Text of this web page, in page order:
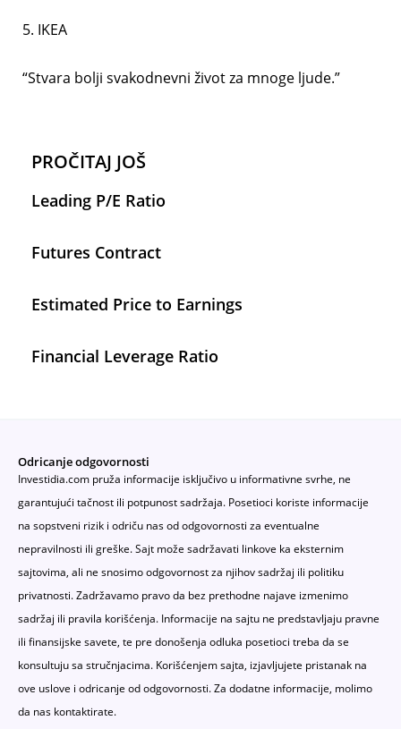
5. IKEA
“Stvara bolji svakodnevni život za mnoge ljude.”
PROČITAJ JOŠ
Leading P/E Ratio
Futures Contract
Estimated Price to Earnings
Financial Leverage Ratio
Odricanje odgovornosti
Investidia.com pruža informacije isključivo u informativne svrhe, ne
garantujući tačnost ili potpunost sadržaja. Posetioci koriste informacije
na sopstveni rizik i odriču nas od odgovornosti za eventualne
nepravilnosti ili greške. Sajt može sadržavati linkove ka eksternim
sajtovima, ali ne snosimo odgovornost za njihov sadržaj ili politiku
privatnosti. Zadržavamo pravo da bez prethodne najave izmenimo
sadržaj ili pravila korišćenja. Informacije na sajtu ne predstavljaju pravne
ili finansijske savete, te pre donošenja odluka posetioci treba da se
konsultuju sa stručnjacima. Korišćenjem sajta, izjavljujete pristanak na
ove uslove i odricanje od odgovornosti. Za dodatne informacije, molimo
da nas kontaktirate.